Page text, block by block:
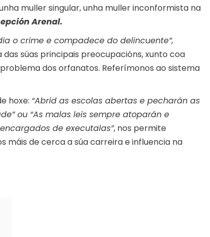
muller singular, unha muller inconformista na
Arenal.
o crime e compadece do delincuente”,
súas principais preocupacións, xunto coa
dos orfanatos. Referímonos ao sistema
hoxe: “Abrid as escolas abertas e pecharán as
ou “As malas leis sempre atoparán e
de executalas”, nos permite
máis de cerca a súa carreira e influencia na